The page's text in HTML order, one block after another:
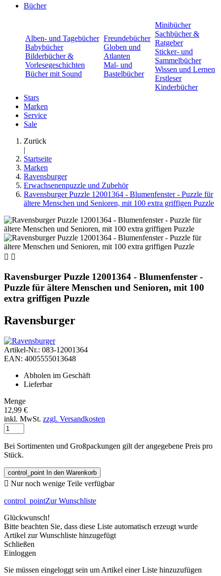
Bücher
Alben- und Tagebücher
Babybücher
Bilderbücher &
Vorlesegeschichten
Bücher mit Sound
Freundebücher
Globen und
Atlanten
Mal- und
Bastelbücher
Minibücher
Sachbücher &
Ratgeber
Sticker- und
Sammelbücher
Wissen und Lernen
Erstleser
Kinderbücher
Stars
Marken
Service
Sale
Zurück
|
Startseite
Marken
Ravensburger
Erwachsenenpuzzle und Zubehör
Ravensburger Puzzle 12001364 - Blumenfenster - Puzzle für
ältere Menschen und Senioren, mit 100 extra griffigen Puzzle
 
Ravensburger Puzzle 12001364 - Blumenfenster -
Puzzle für ältere Menschen und Senioren, mit 100
extra griffigen Puzzle
Ravensburger
Artikel-Nr.: 083-12001364
EAN: 4005555013648
Abholen im Geschäft
Lieferbar
Menge
12,99 €
inkl. MwSt. zzgl. Versandkosten
Bei Sortimenten und Großpackungen gilt der angegebene Preis pro
Stück.
control_point In den Warenkorb
 Nur noch wenige Teile verfügbar
control_pointZur Wunschliste
Glückwunsch!
Bitte beachten Sie, dass diese Liste automatisch erzeugt wurde
Artikel zur Wunschliste hinzugefügt
Schließen
Einloggen
Sie müssen eingeloggt sein um Artikel einer Liste hinzuzufügen